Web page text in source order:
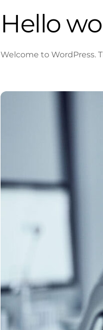
Hello
Welcome to WordPress.